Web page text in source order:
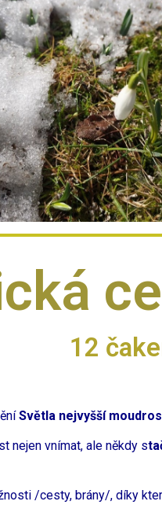
12
Světla nejvyšší
nejen vnímat, ale někdy s
/cesty, brány/, díky